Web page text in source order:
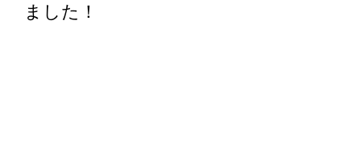
ました！